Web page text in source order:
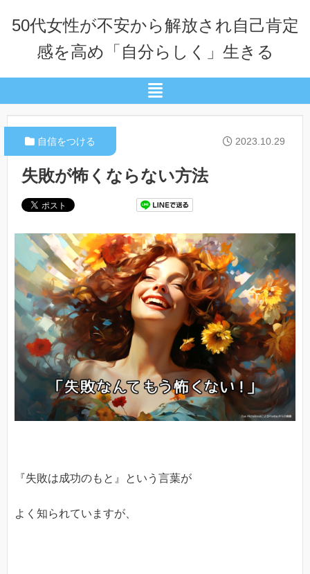
50代女性が不安から解放され自己肯定
感を高め「自分らしく」生きる
2023.10.29
自信をつける
失敗が怖くならない方法
『失敗は成功のもと』という言葉が
よく知られていますが、